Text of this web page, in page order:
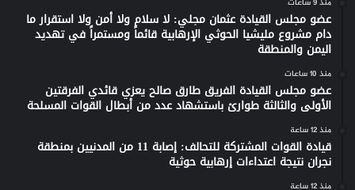
منذ 9 ساعات
عضو مجلس القيادة عثمان مجلي: لا سلام ولا أمن ولا استقرار ما
دام مشروع مليشيا الحوثي الإرهابية قائماً ومستمراً في تهديد
اليمن والمنطقة
منذ 10 ساعات
عضو مجلس القيادة الفريق طارق صالح يعزي قائدي الفرقتين
الأولى والثالثة طوارئ باستشهاد عدد من أبطال القوات المسلحة
منذ 12 ساعة
قيادة القوات المشتركة للتحالف: إصابة 11 من المدنيين بمنطقة
نجران نتيجة اعتداءات إرهابية حوثية
منذ 12 ساعة